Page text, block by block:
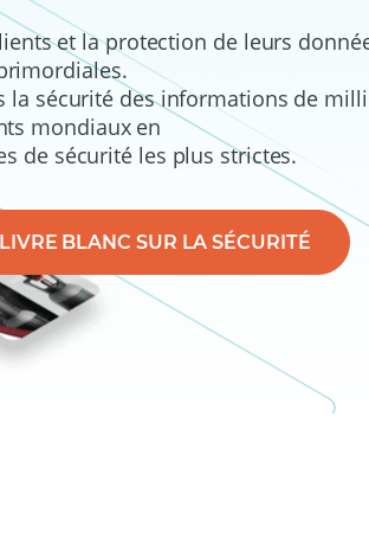
et la protection de leurs
la sécurité des informations de
mondiaux en
de sécurité les plus strictes.
BLANC SUR LA SÉCURITÉ